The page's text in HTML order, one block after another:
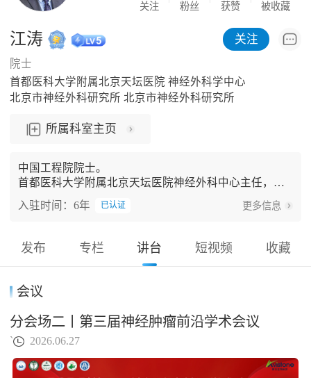
关注 粉丝 获赞 被收藏
江涛 关注
院士
首都医科大学附属北京天坛医院 神经外科学中心
北京市神经外科研究所 北京市神经外科研究所
所属科室主页
中国工程院院士。
首都医科大学附属北京天坛医院神经外科中心主任，北
京市神经外科研究所所长。
曾担任中国医师协会脑胶质瘤专业委员会主任委员，中
作组首任组长等。
作为首席专家主持国家科技部“十一五”支撑计划重点项
目、国家科技部“863”重大科技专项项目、国家重大研发
计划精准医学专项、国家自然科学基金委重点项目等。
中国脑胶质瘤基因组图谱计划（CGGA）与亚洲脑胶质
瘤基因组图谱计划（AGGA）的发起人和创建者。
以通讯作者在Cell、Cancer Discovery、Genome Researc
h、PNAS、Clinical Cancer Research、Neuro-Oncology等S
CI期刊发表论文400余篇；连续多次入选Elsevier高被引学
者榜。
入驻时间：6年 已认证 更多信息
发布 专栏 讲台 短视频 收藏
会议
分会场二丨第三届神经肿瘤前沿学术会议
` 2026.06.27